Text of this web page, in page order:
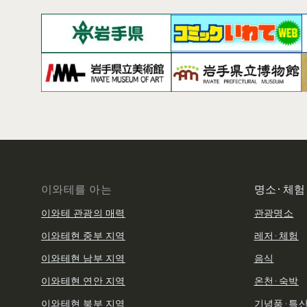
이와테를 아는
이와테 관광의 매력
이와테현 중부 지역
이와테현 남부 지역
이와테현 연안 지역
이와테현 북부 지역
명소·체험
관광명소
레저·체험
음식
온천·숙박
기념품·특